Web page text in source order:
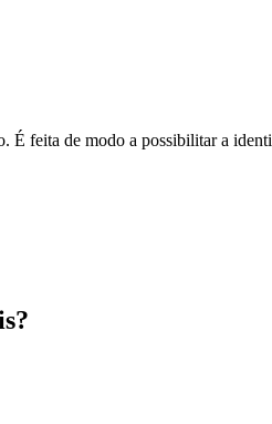
feita de modo a possibilitar a